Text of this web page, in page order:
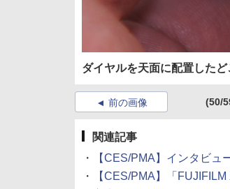
ダイヤルを天面に配置した
前の画像 (50/
関連記事
・
【CES/PMA】インタビ
・
【CES/PMA】「